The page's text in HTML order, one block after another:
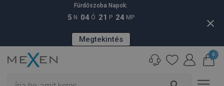
Fürdőszoba Napok:
5 N 04 Ó 21 P 23 MP
Megtekintés
close
0